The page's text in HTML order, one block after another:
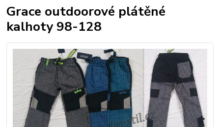
Grace outdoorové plátěné
kalhoty 98-128